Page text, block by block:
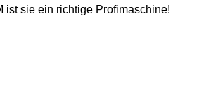
ist sie ein richtige Profimaschine!